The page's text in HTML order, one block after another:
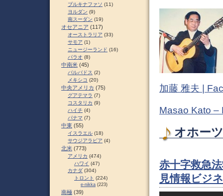
加藤 雅夫 |
Masao Kato –
オホー
赤十字救急
見情報ビジ
ブルキナファソ (11)
ヨルダン (9)
南スーダン (19)
オセアニア (117)
オーストラリア (33)
サモア (1)
ニュージーランド (16)
パラオ (8)
中南米 (45)
バルバドス (2)
メキシコ (20)
中央アメリカ (75)
グアテマラ (7)
コスタリカ (9)
ハイチ (4)
パナマ (7)
中東 (55)
イスラエル (18)
サウジアラビア (4)
北米 (773)
アメリカ (474)
ハワイ (47)
カナダ (304)
トロント (224)
e-nikka (223)
南極 (39)